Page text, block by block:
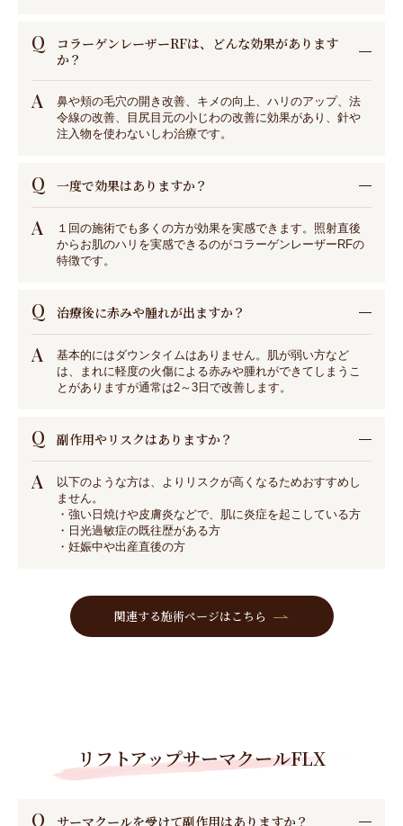
Q
コラーゲンレーザーRFは、どんな効果があります
か？
A
鼻や頬の毛穴の開き改善、キメの向上、ハリのアップ、法
令線の改善、目尻目元の小じわの改善に効果があり、針や
注入物を使わないしわ治療です。
Q 一度で効果はありますか？
A
１回の施術でも多くの方が効果を実感できます。照射直後
からお肌のハリを実感できるのがコラーゲンレーザーRFの
特徴です。
Q 治療後に赤みや腫れが出ますか？
A
基本的にはダウンタイムはありません。肌が弱い方など
は、まれに軽度の火傷による赤みや腫れができてしまうこ
とがありますが通常は2～3日で改善します。
Q 副作用やリスクはありますか？
A
以下のような方は、よりリスクが高くなるためおすすめし
ません。
・強い日焼けや皮膚炎などで、肌に炎症を起こしている方
・日光過敏症の既往歴がある方
・妊娠中や出産直後の方
関連する施術ページはこちら
リフトアップサーマクールFLX
Q サーマクールを受けて副作用はありますか？